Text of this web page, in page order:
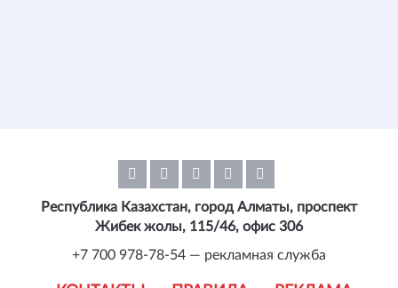
Республика Казахстан, город Алматы, проспект
Жибек жолы, 115/46, офис 306
+7 700 978-78-54 — рекламная служба